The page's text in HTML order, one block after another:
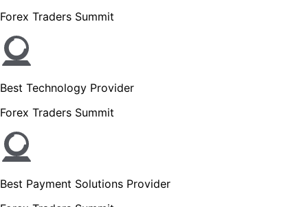
Forex Traders Summit
Best Technology Provider
Forex Traders Summit
Best Payment Solutions Provider